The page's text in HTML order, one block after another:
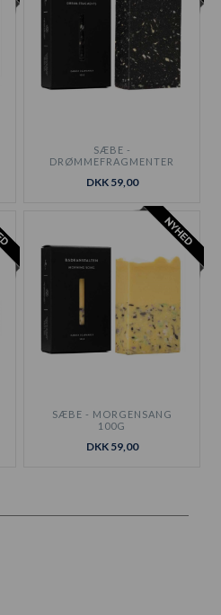
SÆBE -
DRØMMEFRAGMENTER
DKK 59,00
SÆBE - MORGENSANG
100G
DKK 59,00